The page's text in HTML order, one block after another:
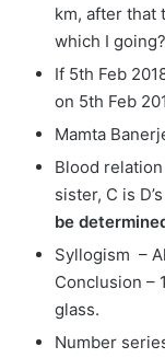
km, after that
which I going?
If 5th Feb
on 5th Feb
Mamta
Blood relation
sister, C is
be
Syllogism –
Conclusion –
glass.
Number